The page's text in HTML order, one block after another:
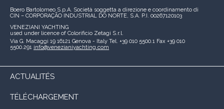
Boero Bartolomeo S.p.A. Società soggetta a direzione e coordinamento di
CIN – CORPORAÇÃO INDUSTRIAL DO NORTE, S.A. P.I. 00267120103
VENEZIANI YACHTING
used under licence of Colorificio Zetagi S.r.l.
Via G. Macaggi 19 16121 Genova - Italy Tel. +39 010 5500.1 Fax +39 010
5500.291 info@venezianiyachting.com
ACTUALITÉS
TÉLÉCHARGEMENT